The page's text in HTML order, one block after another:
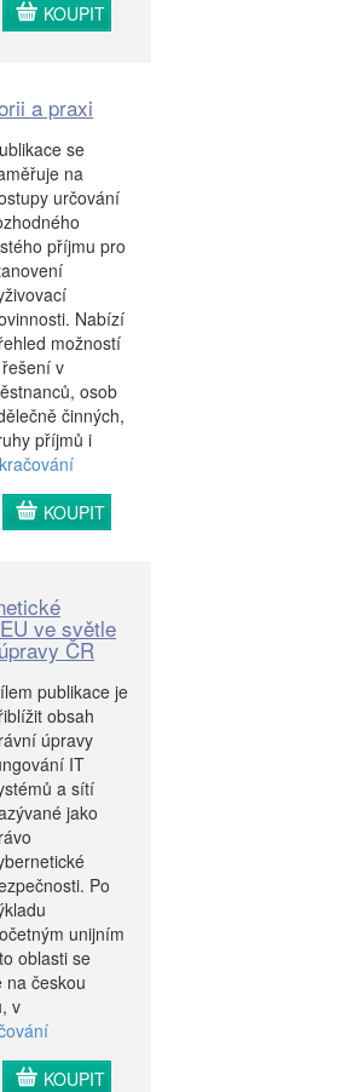
KOUPIT
a praxi
se
na
určování
příjmu pro
Nabízí
možností
v
osob
činných,
příjmů i
KOUPIT
ve světle
ČR
publikace je
obsah
úpravy
IT
a sítí
jako
Po
unijním
oblasti se
na českou
v
KOUPIT